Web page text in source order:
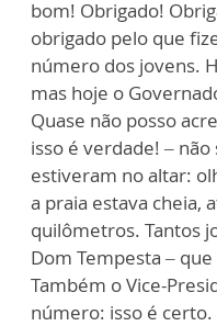
bom! Obrigado!
obrigado pelo que
número dos jovens.
mas hoje o
Quase não posso
isso é verdade! –
estiveram no altar:
a praia estava cheia,
quilômetros. Tantos
Dom Tempesta –
Também o Vice-
número: isso é